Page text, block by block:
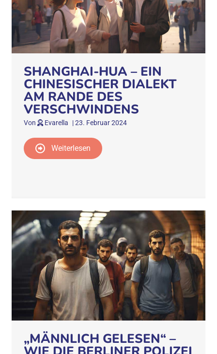
SHANGHAI-HUA – EIN
CHINESISCHER DIALEKT
AM RANDE DES
VERSCHWINDENS
Von Evarella |23. Februar 2024
Weiterlesen
„MÄNNLICH GELESEN“ –